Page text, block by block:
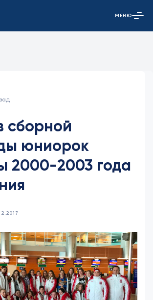
Открыть
МЕНЮ
сборной
юниорок
2000-2003 года